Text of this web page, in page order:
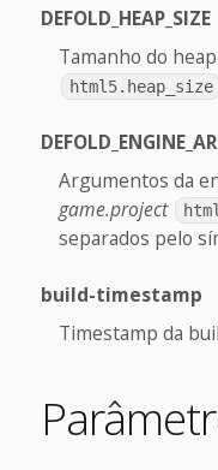
DEFOLD_HEAP_SIZE
Tamanho do
html5.heap_size
Argumentos da
game.project
separados pelo
build-timestamp
Timestamp da